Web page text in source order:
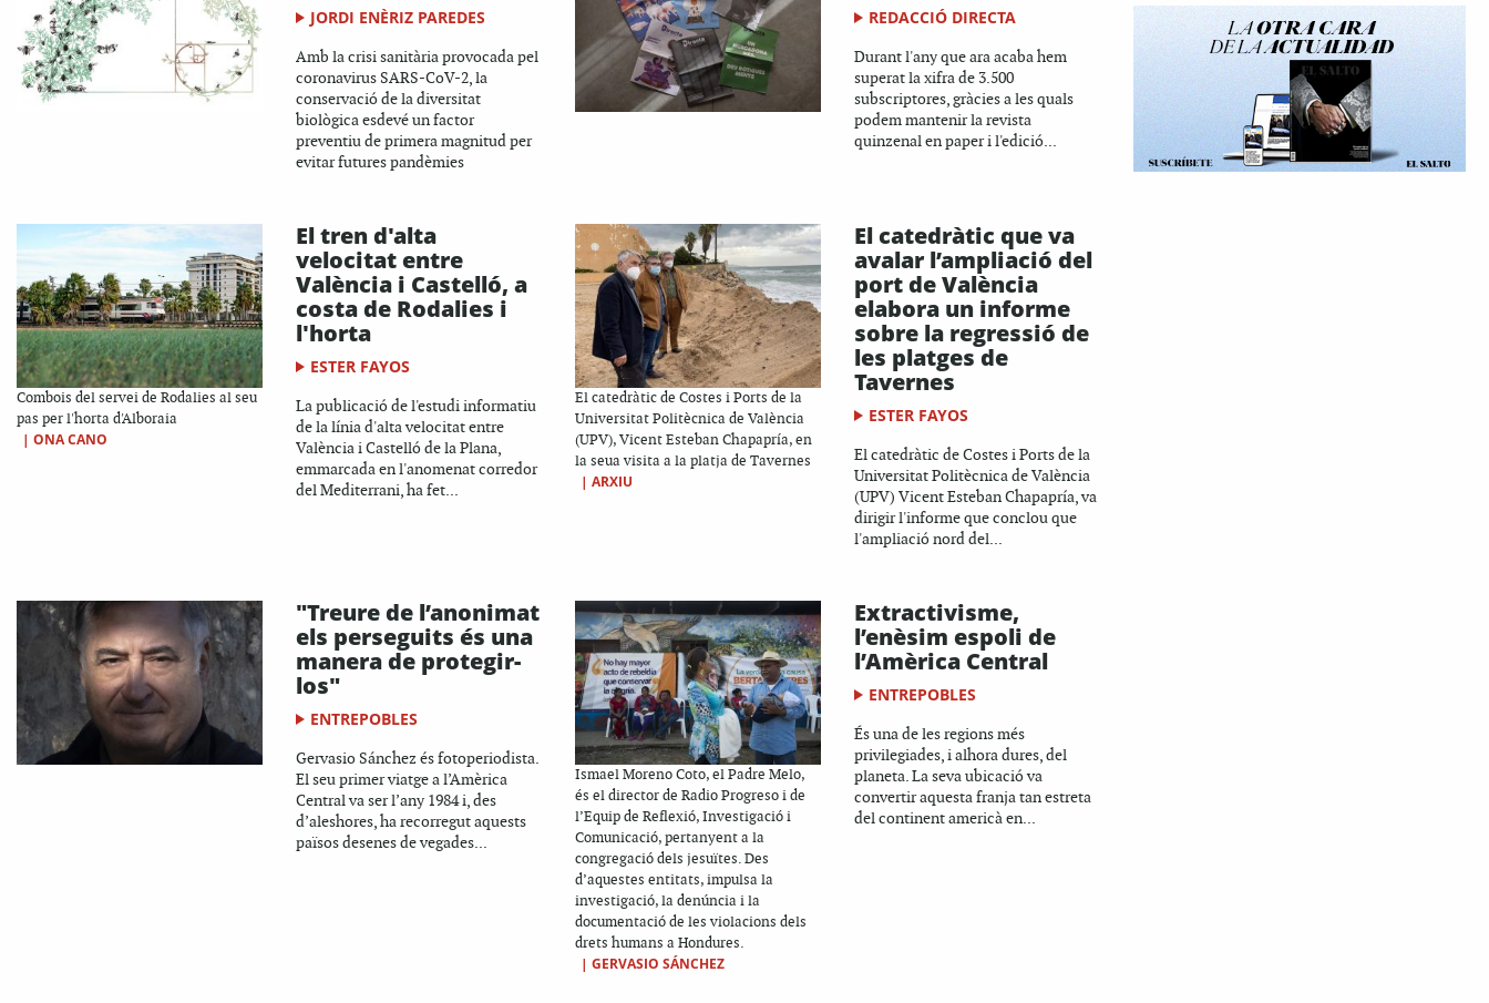
JORDI ENÈRIZ PAREDES
Amb la crisi sanitària provocada pel
coronavirus SARS-CoV-2, la
conservació de la diversitat
biològica esdevé un factor
preventiu de primera magnitud per
evitar futures pandèmies
REDACCIÓ DIRECTA
Durant l'any que ara acaba hem
superat la xifra de 3.500
subscriptores, gràcies a les quals
podem mantenir la revista
quinzenal en paper i l'edició...
Combois del servei de Rodalies al seu
pas per l'horta d'Alboraia
| ONA CANO
El tren d'alta
velocitat entre
València i Castelló, a
costa de Rodalies i
l'horta
ESTER FAYOS
La publicació de l'estudi informatiu
de la línia d'alta velocitat entre
València i Castelló de la Plana,
emmarcada en l'anomenat corredor
del Mediterrani, ha fet...
El catedràtic de Costes i Ports de la
Universitat Politècnica de València
(UPV), Vicent Esteban Chapapría, en
la seua visita a la platja de Tavernes
| ARXIU
El catedràtic que va
avalar l’ampliació del
port de València
elabora un informe
sobre la regressió de
les platges de
Tavernes
ESTER FAYOS
El catedràtic de Costes i Ports de la
Universitat Politècnica de València
(UPV) Vicent Esteban Chapapría, va
dirigir l'informe que conclou que
l'ampliació nord del...
"Treure de l’anonimat
els perseguits és una
manera de protegir-
los"
ENTREPOBLES
Gervasio Sánchez és fotoperiodista.
El seu primer viatge a l’Amèrica
Central va ser l’any 1984 i, des
d’aleshores, ha recorregut aquests
països desenes de vegades...
Ismael Moreno Coto, el Padre Melo,
és el director de Radio Progreso i de
l’Equip de Reflexió, Investigació i
Comunicació, pertanyent a la
congregació dels jesuïtes. Des
d’aquestes entitats, impulsa la
investigació, la denúncia i la
documentació de les violacions dels
drets humans a Hondures.
| GERVASIO SÁNCHEZ
Extractivisme,
l’enèsim espoli de
l’Amèrica Central
ENTREPOBLES
És una de les regions més
privilegiades, i alhora dures, del
planeta. La seva ubicació va
convertir aquesta franja tan estreta
del continent americà en...